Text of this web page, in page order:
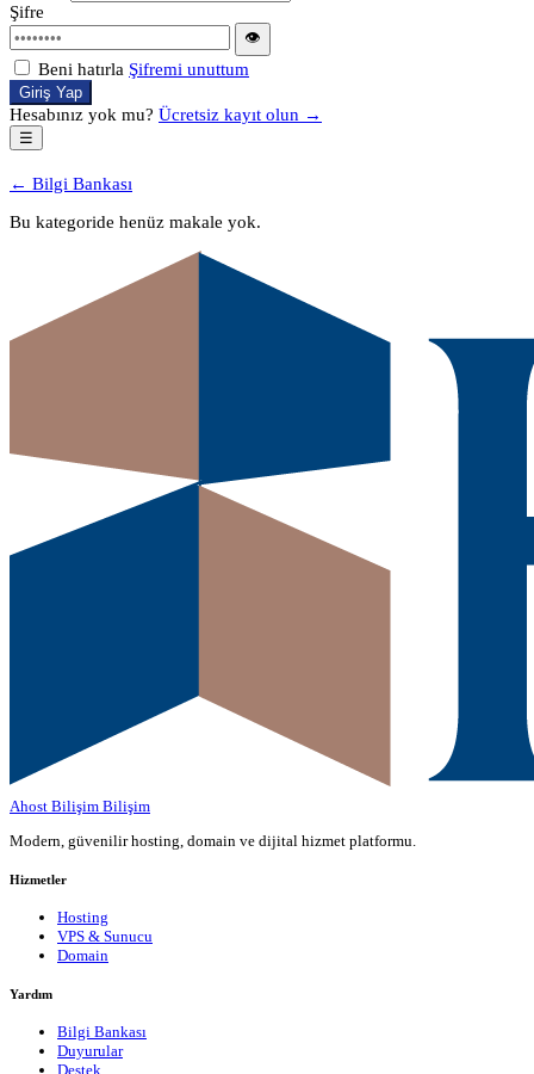
Şifre
👁
Beni hatırla Şifremi unuttum
Giriş Yap
Hesabınız yok mu? Ücretsiz kayıt olun →
☰
← Bilgi Bankası
Bu kategoride henüz makale yok.
Ahost Bilişim Bilişim
Modern, güvenilir hosting, domain ve dijital hizmet platformu.
Hizmetler
Hosting
VPS & Sunucu
Domain
Yardım
Bilgi Bankası
Duyurular
Destek